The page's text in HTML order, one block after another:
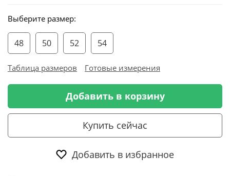
Выберите размер:
48 50 52 54
Таблица размеров Готовые измерения
Добавить в корзину
Купить сейчас
Добавить в избранное